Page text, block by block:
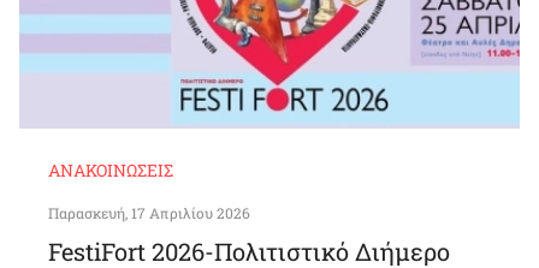
ΑΝΑΚΟΙΝΏΣΕΙΣ
Παρασκευή, 17 Απριλίου 2026
FestiFort 2026-Πολιτιστικό Διήμερο